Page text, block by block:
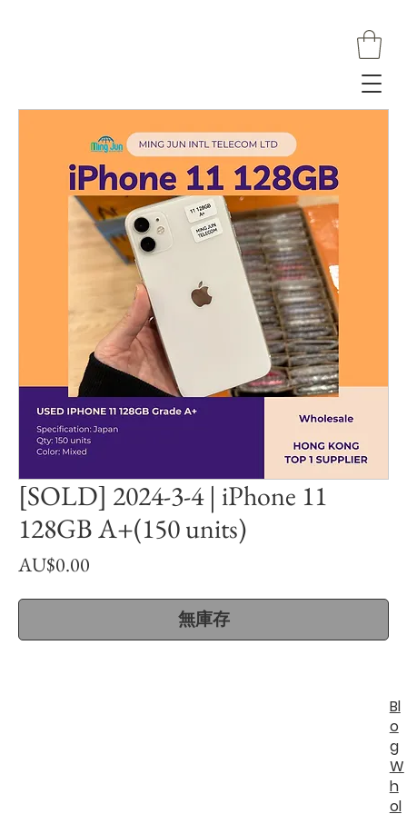
[SOLD] 2024-3-4 | iPhone 11
128GB A+(150 units)
AU$0.00
無庫存
Bl
o
g
W
h
ol